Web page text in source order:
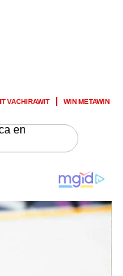
VACHIRAWIT WIN METAWIN
en